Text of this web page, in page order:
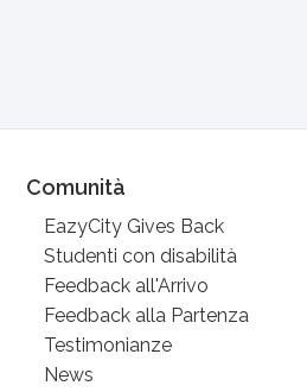
Comunità
EazyCity Gives Back
Studenti con disabilità
Feedback all'Arrivo
Feedback alla Partenza
Testimonianze
News